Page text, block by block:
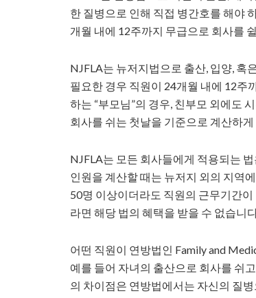
한 질병으로 인해 직접 병간호를 해야
개월 내에 12주까지 무급으로 회사를
NJFLA는 뉴저지법으로 출산, 입양, 혹
필요한 경우 직원이 24개월 내에 12주
하는 “부모님”의 경우, 친부모 외에도
회사를 쉬는 첫날을 기준으로 계산하게
NJFLA는 모든 회사들에게 적용되는
인원을 계산할 때는 뉴저지 외의 지역
50명 이상이더라도 직원의 근무기간
라면 해당 법의 혜택을 받을 수 없습니
어떤 직원이 연방법인 Family and
예를 들어 자녀의 출산으로 회사를 쉬
의 차이점은 연방법에서는 자신의 질